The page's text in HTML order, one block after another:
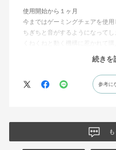
使用開始から１ヶ月
今まではゲーミングチェアを使
ちぎちと音がするようになってし
くねくねと動く機構に惹かれて
りは無くなった！但し座る時と
これは座っていない時に椅子が
に保つ機構があるようだ。
絵を描くのと、ゲームをするた
尻についてくるフレキシブルな座
続きを
参考に